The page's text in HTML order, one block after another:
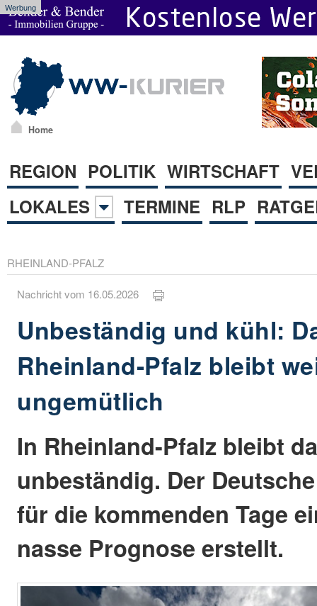
Werbung
Home
REGION POLITIK WIRTSCHAFT
LOKALES
TERMINE RLP
RHEINLAND-PFALZ
Nachricht vom 16.05.2026
Unbeständig und kühl:
Rheinland-Pfalz bleibt
ungemütlich
In Rheinland-Pfalz bleibt
unbeständig. Der
für die kommenden Tage
nasse Prognose erstellt.